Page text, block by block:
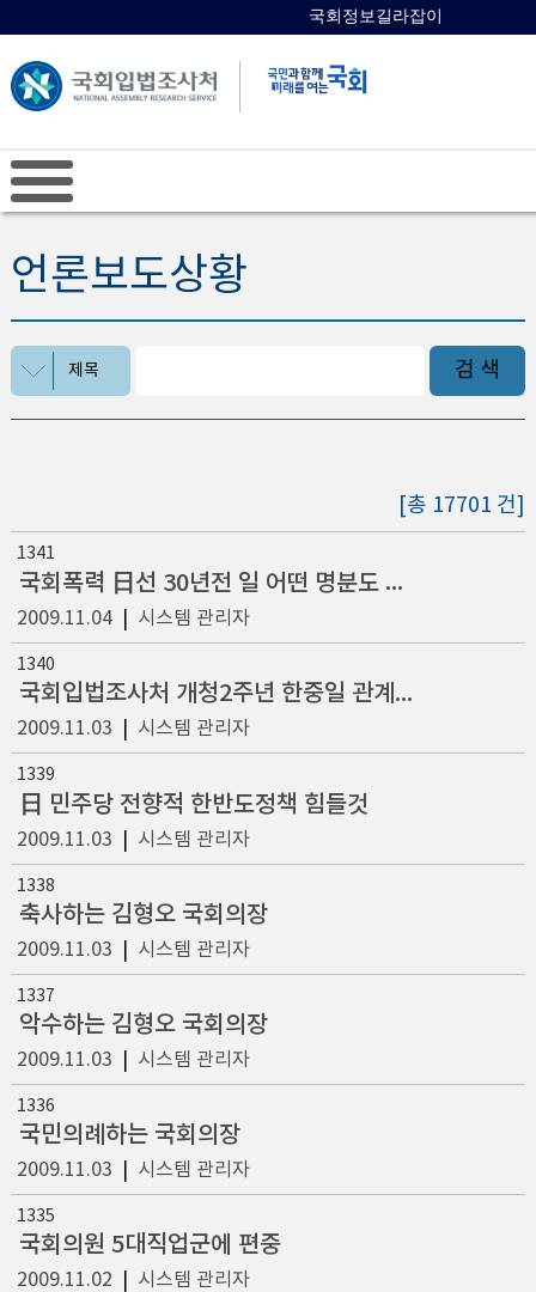
국회정보길라잡이
언론보도상황
제목 검 색
[총 17701 건]
1341
국회폭력 日선 30년전 일 어떤 명분도 용납안돼
2009.11.04| 시스템 관리자
1340
국회입법조사처 개청2주년 한중일 관계모색 학술대회
2009.11.03 시스템 관리자
1339
日 민주당 전향적 한반도정책 힘들것
2009.11.03 시스템 관리자
1338
축사하는 김형오 국회의장
2009.11.03 시스템 관리자
1337
악수하는 김형오 국회의장
2009.11.03 시스템 관리자
1336
국민의례하는 국회의장
2009.11.03 시스템 관리자
1335
국회의원 5대직업군에 편중
2009.11.02 시스템 관리자